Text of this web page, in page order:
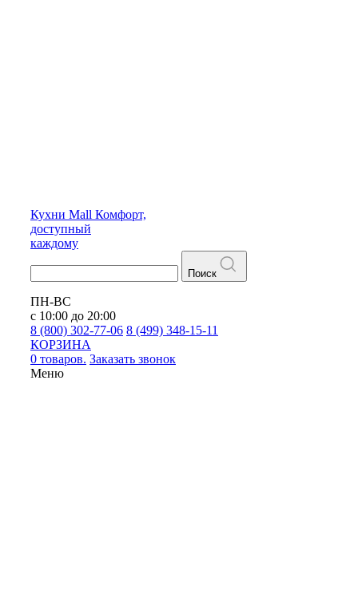
Кухни Mall Комфорт,
доступный
каждому
Поиск
ПН-ВС
с 10:00 до 20:00
8 (800) 302-77-06 8 (499) 348-15-11
КОРЗИНА
0 товаров. Заказать звонок
Меню